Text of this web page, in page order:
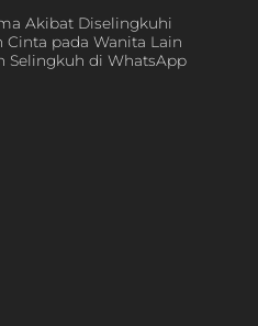
Akibat Diselingkuhi
Cinta pada Wanita Lain
Selingkuh di WhatsApp